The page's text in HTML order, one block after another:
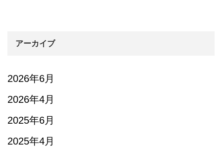
アーカイブ
2026年6月
2026年4月
2025年6月
2025年4月